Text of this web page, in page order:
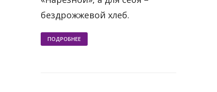
бездрожжевой хлеб.
ПОДРОБНЕЕ